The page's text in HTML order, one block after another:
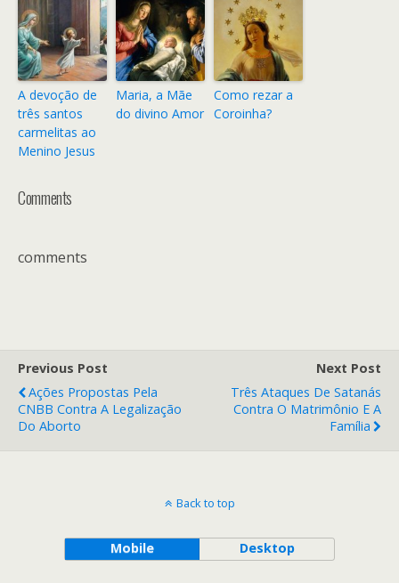
A devoção de
três santos
carmelitas ao
Menino Jesus
Maria, a Mãe
do divino Amor
Como rezar a
Coroinha?
Comments
comments
Previous Post
Ações Propostas Pela
CNBB Contra A Legalização
Do Aborto
Next Post
Três Ataques De Satanás
Contra O Matrimônio E A
Família
Back to top
Mobile Desktop